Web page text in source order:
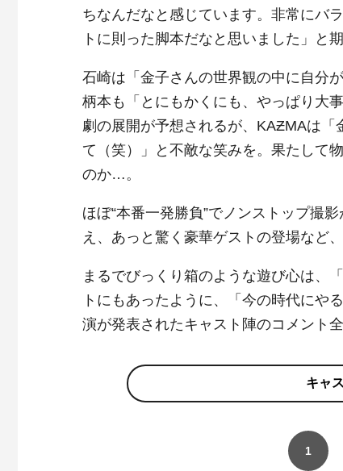
ちなんだなと感じています。非常にバ
トに則った脚本だなと思いました」と期
石崎は「金子さんの世界観の中に自分
柄本も「とにもかくにも、やっぱり大
劇の展開が予想されるが、KAƵMAは
て（笑）」と不敵な笑みを。果たして
のか…。
ほぼ“本番一発勝負”でノンストップ撮
え、あっと驚く豪華ゲストの登場など
まるでびっくり箱のような遊び心は、
トにもあったように、「今の時代にや
演が発表されたキャスト陣のコメント
キャ
1